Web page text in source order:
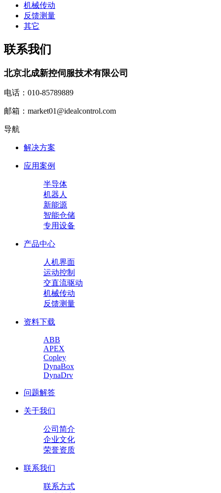
机械传动
反馈测量
其它
联系我们
北京北成新控伺服技术有限公司
电话：010-85789889
邮箱：market01@idealcontrol.com
导航
解决方案
应用案例
半导体
机器人
新能源
智能仓储
专用设备
产品中心
人机界面
运动控制
交直流驱动
机械传动
反馈测量
资料下载
ABB
APEX
Copley
DynaBox
DynaDrv
问题解答
关于我们
公司简介
企业文化
荣誉资质
联系我们
联系方式